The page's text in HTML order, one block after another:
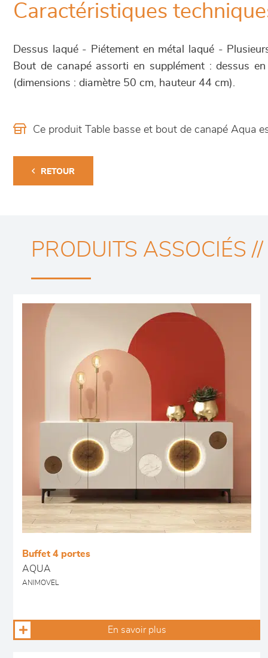
Caractéristiques
Dessus laqué - Piétement en métal laqué -
Bout de canapé assorti en supplément : dessus
(dimensions : diamètre 50 cm, hauteur 44 cm).
Ce produit Table basse et bout de canapé Aqua
RETOUR
PRODUITS ASSOCIÉS //
Buffet 4 portes
AQUA
ANIMOVEL
En savoir plus